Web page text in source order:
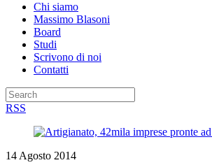
Chi siamo
Massimo Blasoni
Board
Studi
Scrivono di noi
Contatti
RSS
14 Agosto 2014